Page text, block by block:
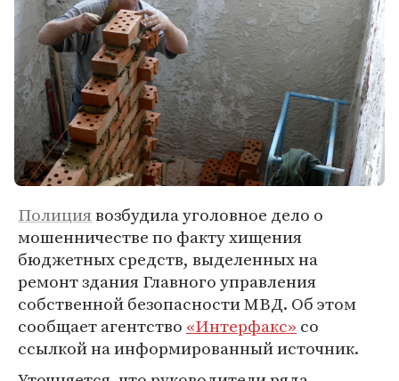
Полициявозбудила уголовное дело о
мошенничестве по факту хищения
бюджетных средств, выделенных на
ремонт здания Главного управления
собственной безопасности МВД. Об этом
сообщает агентство «Интерфакс» со
ссылкой на информированный источник.